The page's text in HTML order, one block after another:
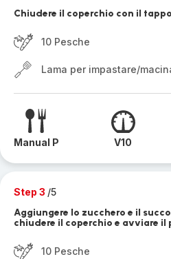
Chiudere il coperchio con il
10 Pesche
Lama per impastare/
Manual P V10
Step 3 /5
Aggiungere lo zucchero e il
chiudere il coperchio e avviare il
10 Pesche